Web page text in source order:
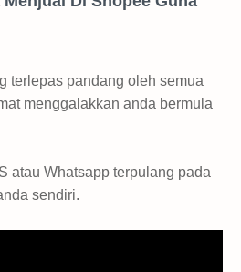
terlepas pandang oleh semua
menggalakkan anda bermula
atau Whatsapp terpulang pada
sendiri.